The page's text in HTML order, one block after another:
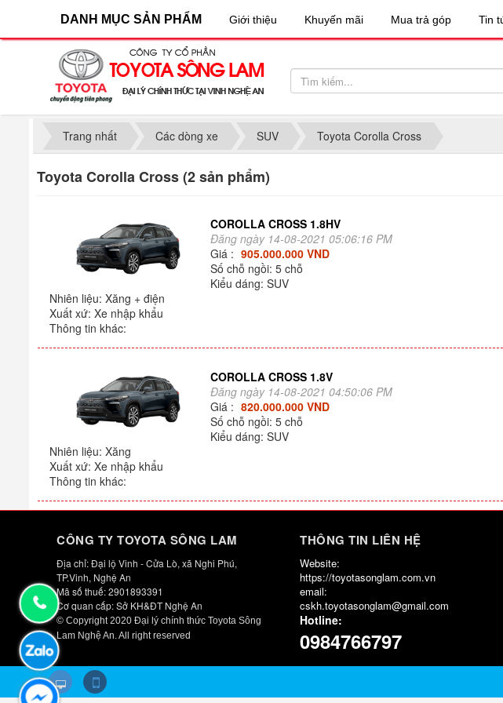
DANH MỤC SẢN PHẨM Giới thiệu Khuyến mãi Mua trả góp Tin
Trang nhất Các dòng xe SUV Toyota Corolla Cross
Toyota Corolla Cross (2 sản phẩm)
COROLLA CROSS 1.8HV
Đăng ngày 14-08-2021 05:06:16 PM
Giá : 905.000.000 VND
Số chỗ ngồi: 5 chỗ
Kiểu dáng: SUV
Nhiên liệu: Xăng + điện
Xuất xứ: Xe nhập khẩu
Thông tin khác:
COROLLA CROSS 1.8V
Đăng ngày 14-08-2021 04:50:06 PM
Giá : 820.000.000 VND
Số chỗ ngồi: 5 chỗ
Kiểu dáng: SUV
Nhiên liệu: Xăng
Xuất xứ: Xe nhập khẩu
Thông tin khác:
CÔNG TY TOYOTA SÔNG LAM
Địa chỉ: Đại lộ Vinh - Cửa Lò, xã Nghi Phú,
TP.Vinh, Nghệ An
Mã số thuế: 2901893391
Cơ quan cấp: Sở KH&ĐT Nghệ An
© Copyright 2020 Đại lý chính thức Toyota Sông
Lam Nghệ An. All right reserved
THÔNG TIN LIÊN HỆ
Website:
https://toyotasonglam.com.vn
email:
cskh.toyotasonglam@gmail.com
Hotline:
0984766797